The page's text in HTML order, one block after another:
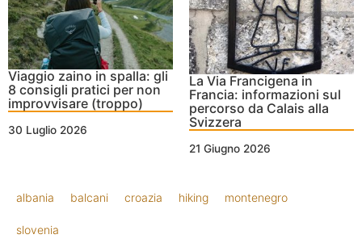
Viaggio zaino in spalla: gli
8 consigli pratici per non
improvvisare (troppo)
30 Luglio 2026
La Via Francigena in
Francia: informazioni sul
percorso da Calais alla
Svizzera
21 Giugno 2026
albania balcani croazia hiking montenegro
slovenia